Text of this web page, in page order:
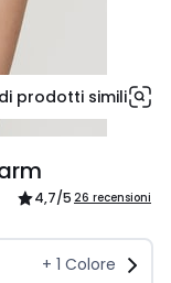
prodotti simili
4,7/5 26 recensioni
+ 1 Colore